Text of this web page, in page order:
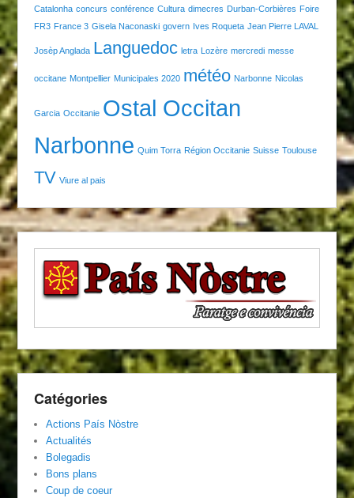
Catalonha concurs conférence Cultura dimecres Durban-Corbières Foire
FR3 France 3 Gisela Naconaski govern Ives Roqueta Jean Pierre LAVAL
Josèp Anglada Languedoc letra Lozère mercredi messe
occitane Montpellier Municipales 2020 météo Narbonne Nicolas
Garcia Occitanie Ostal Occitan
Narbonne Quim Torra Région Occitanie Suisse Toulouse
TV Viure al pais
Catégories
Actions País Nòstre
Actualités
Bolegadis
Bons plans
Coup de coeur